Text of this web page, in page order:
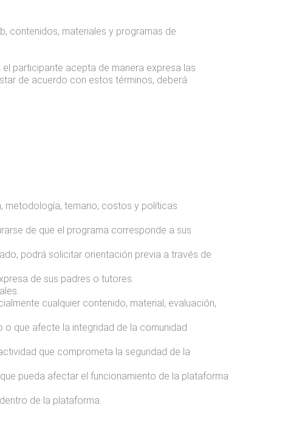
contenidos, materiales y programas de
participante acepta de manera expresa las
de acuerdo con estos términos, deberá
metodología, temario, costos y políticas
de que el programa corresponde a sus
podrá solicitar orientación previa a través de
de sus padres o tutores.
cualquier contenido, material, evaluación,
que afecte la integridad de la comunidad
que comprometa la seguridad de la
pueda afectar el funcionamiento de la plataforma
de la plataforma.